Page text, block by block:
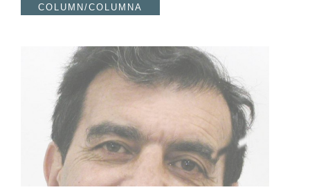
COLUMN/COLUMNA